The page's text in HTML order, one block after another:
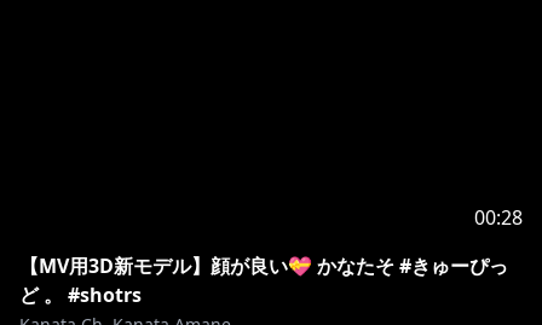
00:28
【MV用3D新モデル】顔が良い💝 かなたそ #きゅーぴっ
ど 。 #shotrs